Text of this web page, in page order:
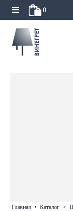
0
главная • каталог >